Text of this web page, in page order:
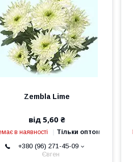
Zembla Lime
від 5,60 ₴
в наявності Тільки оптом
+380 (96) 271-45-09
Євген